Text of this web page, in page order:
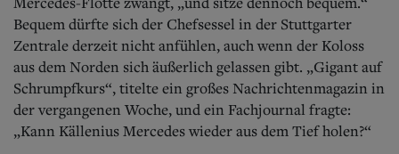
Kontakt
Impressum
Datenschutz
Bequem dürfte sich der Chefsessel in der Stuttgarter
Zentrale derzeit nicht anfühlen, auch wenn der Koloss
aus dem Norden sich äußerlich gelassen gibt. „Gigant auf
Schrumpfkurs“, titelte ein großes Nachrichtenmagazin in
der vergangenen Woche, und ein Fachjournal fragte:
„Kann Källenius Mercedes wieder aus dem Tief holen?“